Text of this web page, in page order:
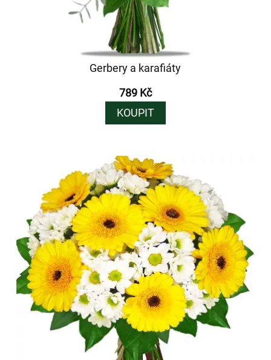
Gerbery a karafiáty
789 Kč
KOUPIT